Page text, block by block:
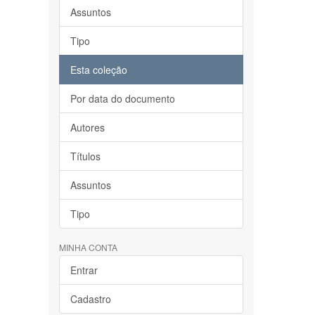
Assuntos
Tipo
Esta coleção
Por data do documento
Autores
Títulos
Assuntos
Tipo
MINHA CONTA
Entrar
Cadastro